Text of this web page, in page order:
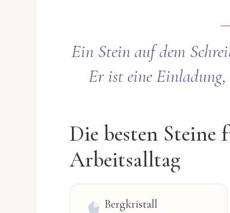
Ein Stein auf dem
Er ist eine
Die besten Steine
Arbeitsalltag
Bergkristall